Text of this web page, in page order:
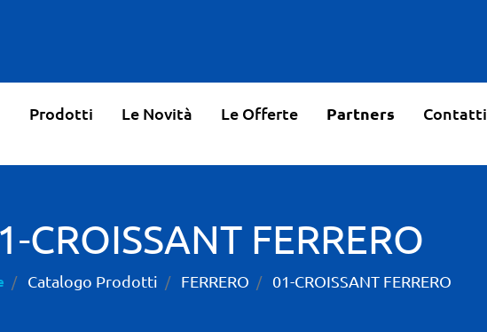
Prodotti Le Novità Le Offerte Partners Contatti
CROISSANT FERRERO
Catalogo Prodotti FERRERO 01-CROISSANT FERRERO